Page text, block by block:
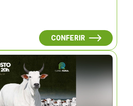
CONFERIR